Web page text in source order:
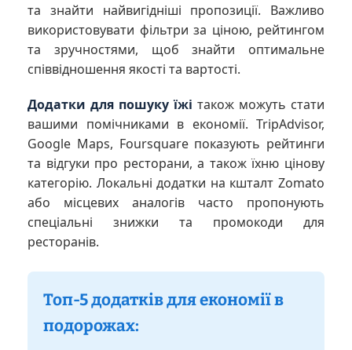
та знайти найвигідніші пропозиції. Важливо
використовувати фільтри за ціною, рейтингом
та зручностями, щоб знайти оптимальне
співвідношення якості та вартості.
Додатки для пошуку їжі також можуть стати
вашими помічниками в економії. TripAdvisor,
Google Maps, Foursquare показують рейтинги
та відгуки про ресторани, а також їхню цінову
категорію. Локальні додатки на кшталт Zomato
або місцевих аналогів часто пропонують
спеціальні знижки та промокоди для
ресторанів.
Топ-5 додатків для економії в
подорожах: